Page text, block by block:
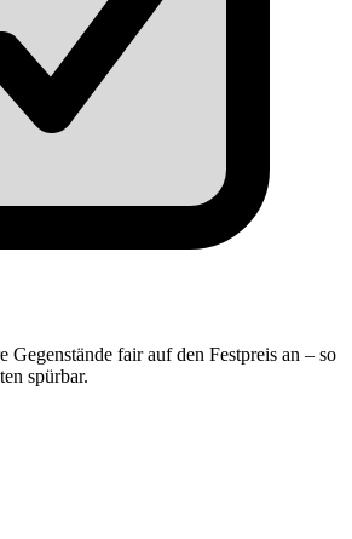
Gegenstände fair auf den Festpreis an – so
spürbar.